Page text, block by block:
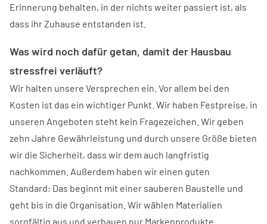
Erinnerung behalten, in der nichts weiter passiert ist, als
dass ihr Zuhause entstanden ist.
Was wird noch dafür getan, damit der Hausbau
stressfrei verläuft?
Wir halten unsere Versprechen ein. Vor allem bei den
Kosten ist das ein wichtiger Punkt. Wir haben Festpreise, in
unseren Angeboten steht kein Fragezeichen. Wir geben
zehn Jahre Gewährleistung und durch unsere Größe bieten
wir die Sicherheit, dass wir dem auch langfristig
nachkommen. Außerdem haben wir einen guten
Standard: Das beginnt mit einer sauberen Baustelle und
geht bis in die Organisation. Wir wählen Materialien
sorgfältig aus und verbauen nur Markenprodukte.